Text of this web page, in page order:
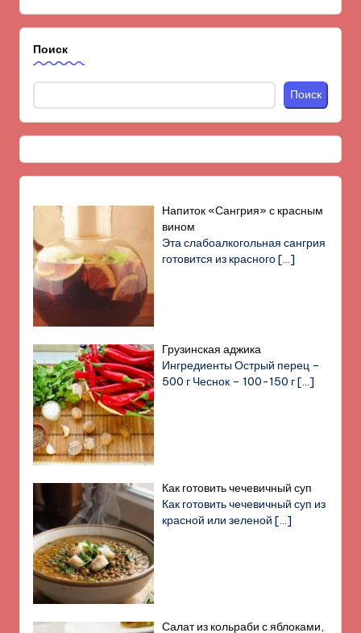
Поиск
Поиск
Напиток «Сангрия» с красным
вином
Эта слабоалкогольная сангрия
готовится из красного[…]
Грузинская аджика
Ингредиенты Острый перец –
500 г Чеснок – 100-150 г[…]
Как готовить чечевичный суп
Как готовить чечевичный суп из
красной или зеленой[…]
Салат из кольраби с яблоками,